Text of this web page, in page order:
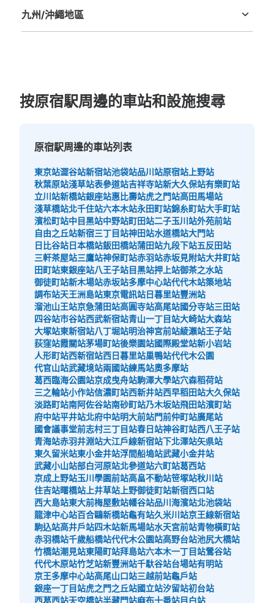
表参道口からでて階段居りてすぐ
可保管的行李數
大的:3/ ¥700中等的:3/ ¥500小的:9/ ¥400
付款方式
現金, ICカード, QR決済
查看此投幣式儲物櫃的位置
原宿駅 改札内コインロッカー
从JR原宿駅站步行0分钟。
本日營業時間:04:40〜00:35
改札内 トイレ近く
可保管的行李數
中等的:10/ ¥500小的:3/ ¥400
付款方式
現金, ICカード, QR決済
查看此投幣式儲物櫃的位置
Le Ponte3階コインロッカー
九州/沖繩地區
按原宿駅周邊的車站和設施搜尋
原宿駅周邊的車站列表
東京站澀谷站新宿站池袋站品川站原宿站 上野站
秋葉原站淺草站表參道站吉祥寺站新大久保站有樂町站
立川站新橋站銀座站惠比壽站虎之門站高田馬場站
淺草橋站北千住站六本木站永田町站錦糸町站大手町站
濱松町站中目黑站中野站町田站二子玉川站外苑前站
自由之丘站新宿三丁目站神田站水道橋站大門站
日比谷站日本橋站飯田橋站蒲田站九段下站五反田站
三軒茶屋站三鷹站神保町站赤羽站赤坂見附站大井町站
田町站東銀座站八王子站目黑站押上站御茶之水站
御徒町站新木場站赤坂站多摩中心站代代木站築地站
調布站天王洲島站東京電訊站日暮里站豐洲站
溜池山王站京急蒲田站高圓寺站高尾站國分寺站三田站
四谷站市谷站西武新宿站青山一丁目站大崎站大森站
大塚站東新宿站八丁堀站明治神宮前站綾瀨站王子站
荻窪站霞關站茅場町站後樂園站國際殿堂站新小岩站
人形町站西新宿站西日暮里站巢鴨站代代木公園
代官山站武藏境站兩國站練馬站奧多摩站
葛西臨海公園站京成曳舟站駒澤大學站穴森稻荷站
三之輪站小作站信濃町站西新井站西早稻田站大久保站
淡路町站南阿佐谷站南砂町站乃木坂站飛田站濱町站
府中站平井站北府中站明大前站門前仲町站廣尾站
國會議事堂前志村三丁目站春日站神谷町站西八王子站
青海站赤羽井淵站大江戶線新宿站下北澤站矢県站
東久留米站東小金井站浮間船塢站武藏小金井站
武藏小山站部白河原站北參道站六町站葛西站
京成上野站玉川學園前站高畠不動站笹塚站秋川站
住吉站曙橋站 上井草站 上野御徒町站新宿西口站
西大島站東大前梅屋敷站幡谷站品川海濱站北池袋站
龍津中心站百合鷗新橋站龜有站久米川站京王線新宿站
駒込站高井戶站四木站新馬場站水天宮前站青物橫町站
赤羽橋站千歲船橋站代代木公園站高野台站池尻大橋站
竹橋站潮見站東陽町站拜島站六本木一丁目站鶯谷站
代代木原站竹芝站新豐洲站千馱谷站台場站有明站
京王多摩中心站高尾山口站三越前站龜戶站
銀座一丁目站虎之門之丘站國立站汐留站初台站
西葛西站天空橋站半藏門站麻布十番站目白站